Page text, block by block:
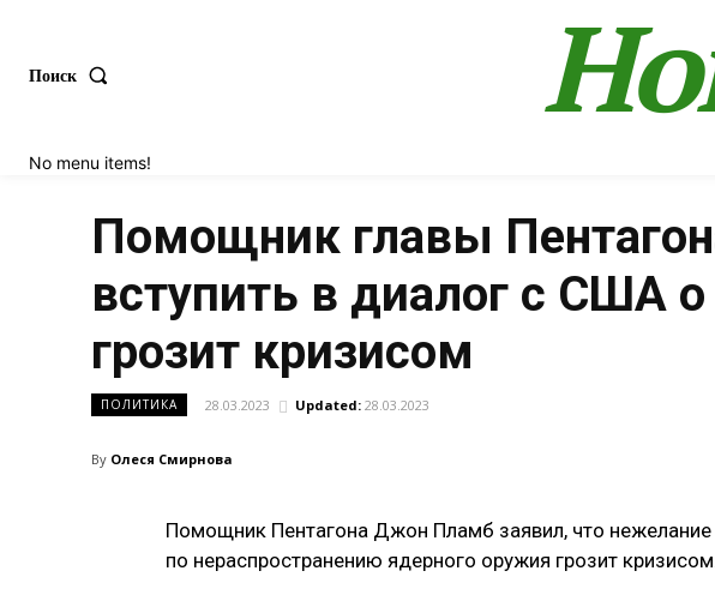
Поиск
No menu items!
Помощник главы
вступить в диалог с США
грозит кризисом
ПОЛИТИКА 28.03.2023 Updated: 28.03.2023
By Олеся Смирнова
Помощник Пентагона Джон Пламб заявил, что
по нераспространению ядерного оружия грозит